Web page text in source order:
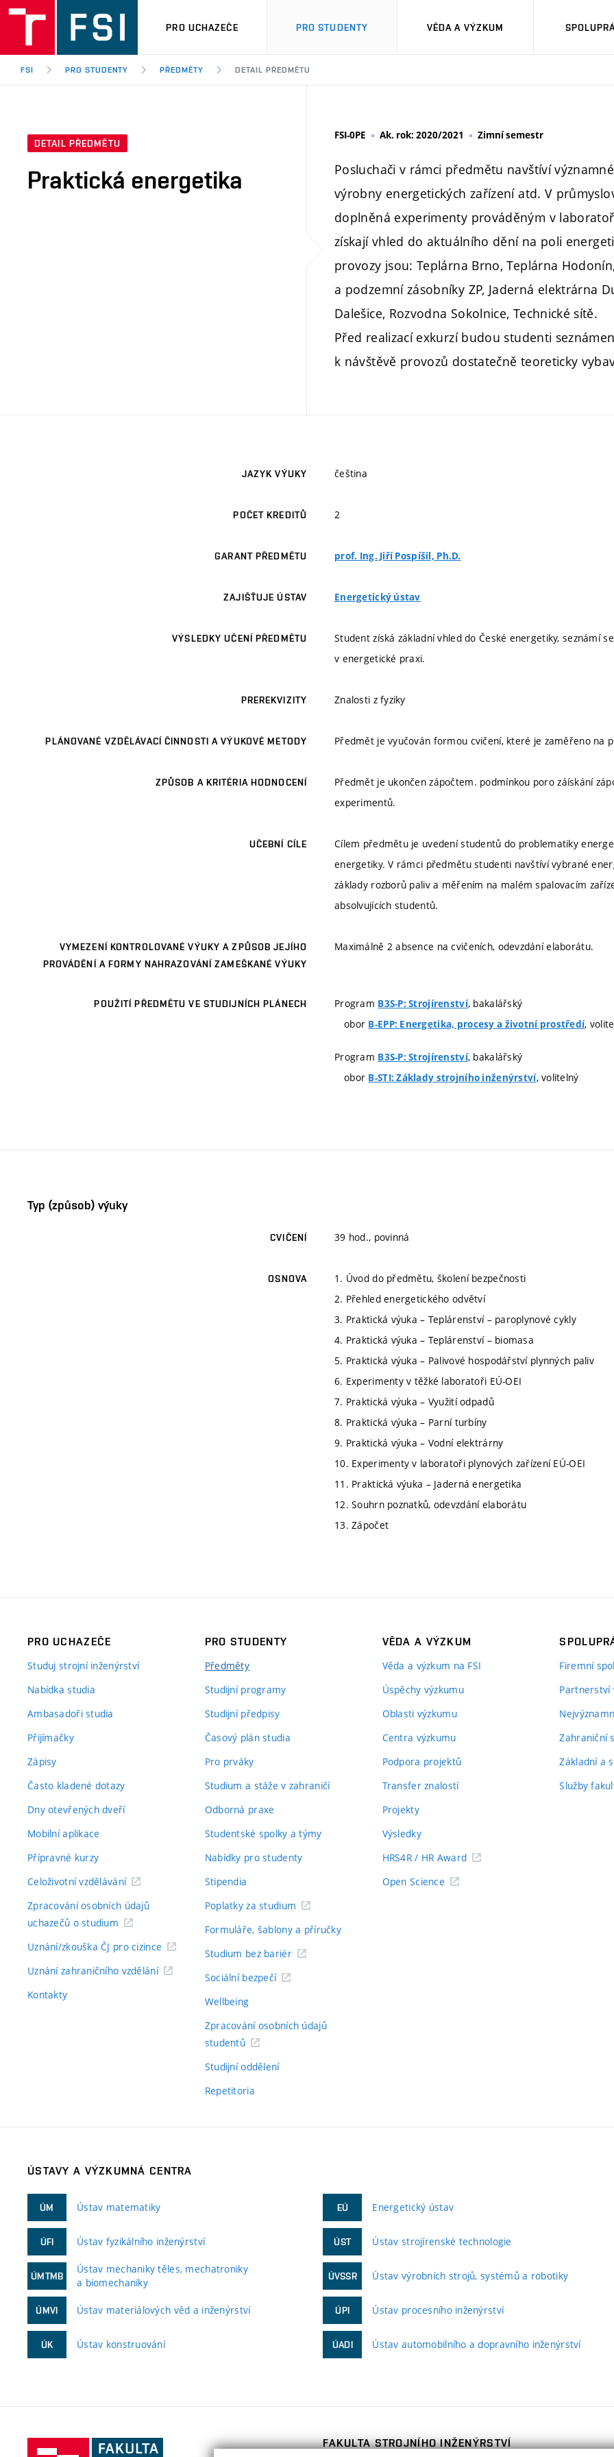
PRO UCHAZEČE PRO STUDENTY VĚDA A VÝZKUM
FSI PRO STUDENTY PŘEDMĚTY DETAIL PŘEDMĚTU
DETAIL PŘEDMĚTU
Praktická energetika
FSI-0PE Ak. rok: 2020/2021 Zimní semestr
Posluchači v rámci předmětu navštíví
výrobny energetických zařízení atd. V
doplněná experimenty prováděným v
získají vhled do aktuálního dění na poli
provozy jsou: Teplárna Brno, Teplárna
a podzemní zásobníky ZP, Jaderná elektrárna
Dalešice, Rozvodna Sokolnice, Technické sítě.
Před realizací exkurzí budou studenti
k návštěvě provozů dostatečně teoreticky
JAZYK VÝUKY čeština
POČET KREDITŮ 2
GARANT PŘEDMĚTU prof. Ing. Jiří Pospíšil, Ph.D.
ZAJIŠŤUJE ÚSTAV Energetický ústav
VÝSLEDKY UČENÍ PŘEDMĚTU
Student získá základní vhled do České energetiky, seznámí
v energetické praxi.
PREREKVIZITY Znalosti z fyziky
PLÁNOVANÉ VZDĚLÁVACÍ ČINNOSTI A VÝUKOVÉ METODY Předmět je vyučován formou cvičení, které je zaměřeno na
ZPŮSOB A KRITÉRIA HODNOCENÍ
Předmět je ukončen zápočtem. podmínkou poro záískání
experimentů.
UČEBNÍ CÍLE
Cílem předmětu je uvedení studentů do problematiky
energetiky. V rámci předmětu studenti navštíví vybrané
základy rozborů paliv a měřením na malém spalovacím
absolvujících studentů.
VYMEZENÍ KONTROLOVANÉ VÝUKY A ZPŮSOB JEJÍHO
PROVÁDĚNÍ A FORMY NAHRAZOVÁNÍ ZAMEŠKANÉ VÝUKY
Maximálně 2 absence na cvičeních, odevzdání elaborátu.
POUŽITÍ PŘEDMĚTU VE STUDIJNÍCH PLÁNECH Program B3S-P: Strojírenství, bakalářský
obor B-EPP: Energetika, procesy a životní prostředí,
Program B3S-P: Strojírenství, bakalářský
obor B-STI: Základy strojního inženýrství, volitelný
Typ (způsob) výuky
CVIČENÍ 39 hod., povinná
OSNOVA
1. Úvod do předmětu, školení bezpečnosti
2. Přehled energetického odvětví
3. Praktická výuka – Teplárenství – paroplynové cykly
4. Praktická výuka – Teplárenství – biomasa
5. Praktická výuka – Palivové hospodářství plynných paliv
6. Experimenty v těžké laboratoři EÚ-OEI
7. Praktická výuka – Využití odpadů
8. Praktická výuka – Parní turbíny
9. Praktická výuka – Vodní elektrárny
10. Experimenty v laboratoři plynových zařízení EÚ-OEI
11. Praktická výuka – Jaderná energetika
12. Souhrn poznatků, odevzdání elaborátu
13. Zápočet
PRO UCHAZEČE
Studuj strojní inženýrství
Nabídka studia
Ambasadoři studia
Přijímačky
Zápisy
Často kladené dotazy
Dny otevřených dveří
Mobilní aplikace
Přípravné kurzy
Celoživotní vzdělávání
Zpracování osobních údajů
uchazečů o studium
Uznání/zkouška ČJ pro cizince
Uznání zahraničního vzdělání
Kontakty
PRO STUDENTY
Předměty
Studijní programy
Studijní předpisy
Časový plán studia
Pro prváky
Studium a stáže v zahraničí
Odborná praxe
Studentské spolky a týmy
Nabídky pro studenty
Stipendia
Poplatky za studium
Formuláře, šablony a příručky
Studium bez bariér
Sociální bezpečí
Wellbeing
Zpracování osobních údajů
studentů
Studijní oddělení
Repetitoria
VĚDA A VÝZKUM
Věda a výzkum na FSI
Úspěchy výzkumu
Oblasti výzkumu
Centra výzkumu
Podpora projektů
Transfer znalostí
Projekty
Výsledky
HRS4R / HR Award
Open Science
Firemní
Partnerství
Zahraniční
Základní a
Služby
ÚSTAVY A VÝZKUMNÁ CENTRA
ÚM Ústav matematiky
ÚFI Ústav fyzikálního inženýrství
ÚMTMB
Ústav mechaniky těles, mechatroniky
a biomechaniky
ÚMVI Ústav materiálových věd a inženýrství
ÚK Ústav konstruování
EÚ Energetický ústav
ÚST Ústav strojírenské technologie
ÚVSSR Ústav výrobních strojů, systémů a robotiky
ÚPI Ústav procesního inženýrství
ÚADI Ústav automobilního a dopravního inženýrství
Fakulta
FAKULTA STROJNÍHO INŽENÝRSTVÍ